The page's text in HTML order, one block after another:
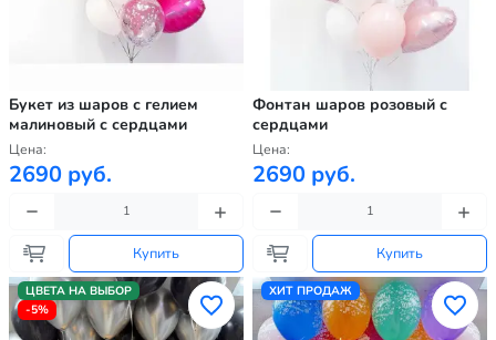
Букет из шаров с гелием
малиновый с сердцами
Цена:
2690 руб.
Купить
Фонтан шаров розовый с
сердцами
Цена:
2690 руб.
Купить
ЦВЕТА НА ВЫБОР
-5%
ХИТ ПРОДАЖ